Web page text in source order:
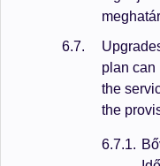
plan can
the
the